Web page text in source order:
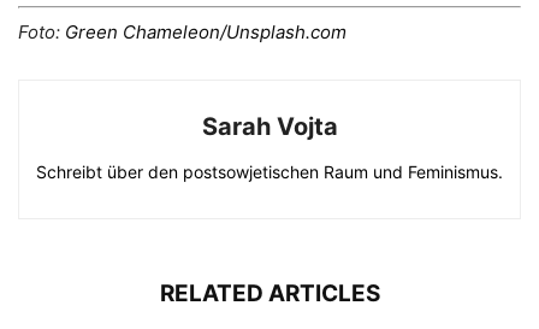
Foto: Green Chameleon/Unsplash.com
Sarah Vojta
Schreibt über den postsowjetischen Raum und Feminismus.
RELATED ARTICLES